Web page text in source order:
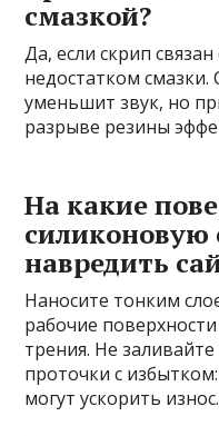
смазкой?
Да, если скрип
недостатком смазки.
уменьшит звук, но
разрыве резины
На какие
силиконовую
навредить
Наносите тонким
рабочие
трения. Не
проточки с
могут ускорить износ.